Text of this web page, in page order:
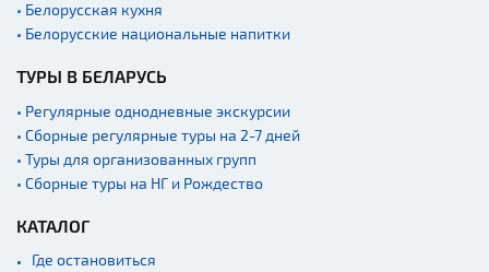
• Белорусская кухня
• Белорусские национальные напитки
ТУРЫ В БЕЛАРУСЬ
• Регулярные однодневные экскурсии
• Сборные регулярные туры на 2-7 дней
• Туры для организованных групп
• Сборные туры на НГ и Рождество
КАТАЛОГ
Где остановиться